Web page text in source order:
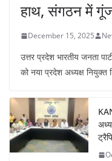
हाथ, संगठन में
December 15, 2025
उत्तर प्रदेश भारतीय जनता
को नया प्रदेश अध्यक्ष नियुक्त